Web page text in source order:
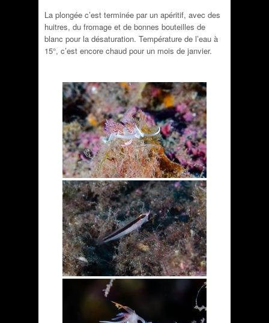
La plongée c’est terminée par un apéritif, avec des
huitres, du fromage et de bonnes bouteilles de
blanc pour la désaturation. Température de l’eau à
15°, c’est encore chaud pour un mois de janvier.